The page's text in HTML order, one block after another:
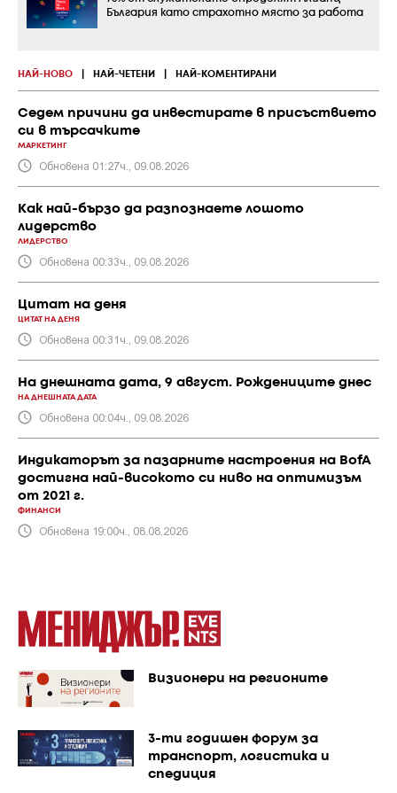
НАЙ-НОВО НАЙ-ЧЕТЕНИ НАЙ-КОМЕНТИРАНИ
Седем причини да инвестирате в присъствието
си в търсачките
МАРКЕТИНГ
Обновена 01:27ч., 09.08.2026
Как най-бързо да разпознаете лошото
лидерство
ЛИДЕРСТВО
Обновена 00:33ч., 09.08.2026
Цитат на деня
ЦИТАТ НА ДЕНЯ
Обновена 00:31ч., 09.08.2026
На днешната дата, 9 август. Рождениците днес
НА ДНЕШНАТА ДАТА
Обновена 00:04ч., 09.08.2026
Индикаторът за пазарните настроения на BofA
достигна най-високото си ниво на оптимизъм
от 2021 г.
ФИНАНСИ
Обновена 19:00ч., 08.08.2026
България като страхотно място за работа
Визионери на регионите
3-ти годишен форум за
транспорт, логистика и
спедиция